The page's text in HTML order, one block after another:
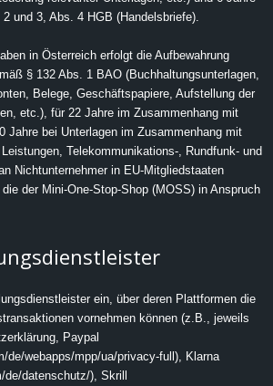
und 3, Abs. 4 HGB (Handelsbriefe).
in Österreich erfolgt die Aufbewahrung
§ 132 Abs. 1 BAO (Buchhaltungsunterlagen,
Belege, Geschäftspapiere, Aufstellung der
etc.), für 22 Jahre im Zusammenhang mit
Jahre bei Unterlagen im Zusammenhang mit
Telekommunikations-, Rundfunk- und
Nichtunternehmer in EU-Mitgliedstaaten
der Mini-One-Stop-Shop (MOSS) in Anspruch
ein, über deren Plattformen die
vornehmen können (z.B., jeweils
Paypal
de/webapps/mpp/ua/privacy-full), Klarna
datenschutz/), Skrill